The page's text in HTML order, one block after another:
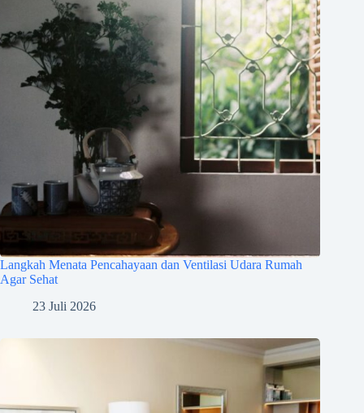
Langkah Menata Pencahayaan dan Ventilasi Udara Rumah
Agar Sehat
23 Juli 2026